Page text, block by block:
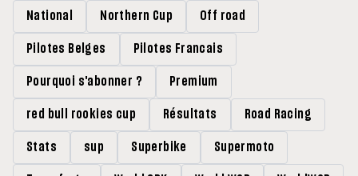
National Northern Cup Off road
Pilotes Belges Pilotes Francais
Pourquoi s'abonner ? Premium
red bull rookies cup Résultats Road Racing
Stats sup Superbike Supermoto